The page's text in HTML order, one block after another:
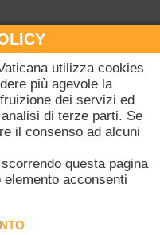
utilizza cookies
più agevole la
dei servizi ed
di terze parti. Se
il consenso ad alcuni
questa pagina
acconsenti
Commerciale
45780
8-16.30
Vaticane)
riservati.